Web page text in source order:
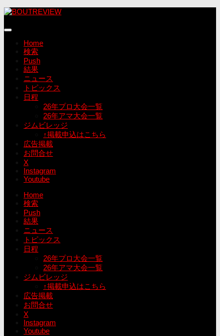
コ
テ
Home
検索
Push
結果
ニュース
トピックス
日程
26年プロ大会一覧
26年アマ大会一覧
ジムビレッジ
↑掲載申込はこちら
広告掲載
お問合せ
X
Instagram
Youtube
Home
検索
Push
結果
ニュース
トピックス
日程
26年プロ大会一覧
26年アマ大会一覧
ジムビレッジ
↑掲載申込はこちら
広告掲載
お問合せ
X
Instagram
Youtube